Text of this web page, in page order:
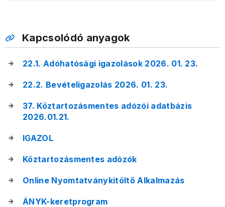
Kapcsolódó anyagok
22.1. Adóhatósági igazolások 2026. 01. 23.
22.2. Bevételigazolás 2026. 01. 23.
37. Köztartozásmentes adózói adatbázis
2026.01.21.
IGAZOL
Köztartozásmentes adózók
Online Nyomtatványkitöltő Alkalmazás
ÁNYK-keretprogram